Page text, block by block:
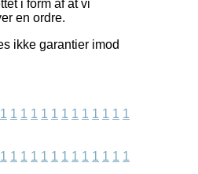
i form af at vi
en ordre.
ikke garantier imod
1 1 1 1 1 1 1 1 1 1 1 1 1
1 1 1 1 1 1 1 1 1 1 1 1 1